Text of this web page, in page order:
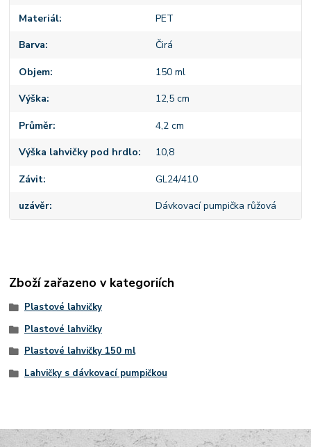
Materiál PET
Barva Čirá
Objem 150 ml
Výška 12,5 cm
Průměr 4,2 cm
Výška lahvičky pod hrdlo 10,8
Závit GL24/410
uzávěr Dávkovací pumpička růžová
Zboží zařazeno v kategoriích
Plastové lahvičky
Plastové lahvičky
Plastové lahvičky 150 ml
Lahvičky s dávkovací pumpičkou